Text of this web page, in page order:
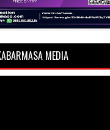
MEDIA